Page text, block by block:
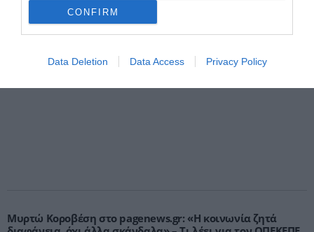
CONFIRM
Data Deletion Data Access Privacy Policy
Γ.Βρεττάκος στο pagenews.gr: «Το ΠΑΣΟΚ μπλοκάρει τη
Μυρτώ Κοροβέση στο pagenews.gr: «Η κοινωνία ζητά